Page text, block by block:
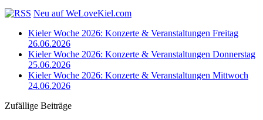
Neu auf WeLoveKiel.com
Kieler Woche 2026: Konzerte & Veranstaltungen Freitag
26.06.2026
Kieler Woche 2026: Konzerte & Veranstaltungen Donnerstag
25.06.2026
Kieler Woche 2026: Konzerte & Veranstaltungen Mittwoch
24.06.2026
Zufällige Beiträge